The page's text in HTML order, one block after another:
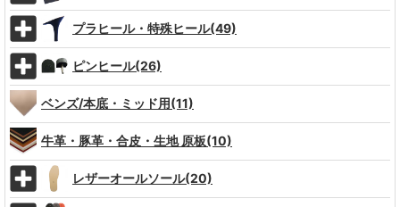
プラヒール・特殊ヒール(49)
ピンヒール(26)
ベンズ/本底・ミッド用(11)
牛革・豚革・合皮・生地 原板(10)
レザーオールソール(20)